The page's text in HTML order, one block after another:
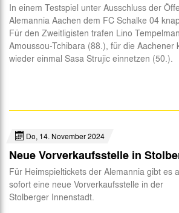
In einem Testspiel unter Ausschluss der
Alemannia Aachen dem FC Schalke 04
Für den Zweitligisten trafen Lino
Amoussou-Tchibara (88.), für die Aachener
wieder einmal Sasa Strujic einnetzen (50.).
Do, 14. November 2024
Neue Vorverkaufsstelle in
Für Heimspieltickets der Alemannia gibt es
sofort eine neue Vorverkaufsstelle in der
Stolberger Innenstadt.